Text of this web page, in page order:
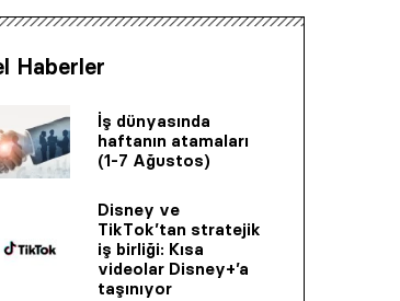
Haberler
İş dünyasında
haftanın atamaları
(1-7 Ağustos)
Disney ve
TikTok’tan stratejik
iş birliği: Kısa
videolar Disney+’a
taşınıyor